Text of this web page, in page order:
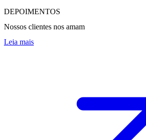
DEPOIMENTOS
Nossos clientes nos amam
Leia mais